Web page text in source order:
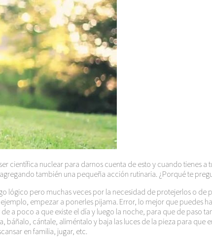
científica nuclear para darnos cuenta de esto y cuando tienes
también una pequeña acción rutinaria. ¿Porqué te
lógico pero muchas veces por la necesidad de protejerlos o de
empezar a ponerles pijama. Error, lo mejor que puedes
a poco a que existe el día y luego la noche, para que de paso
báñalo, cántale, aliméntalo y baja las luces de la pieza para
en familia, jugar, etc.